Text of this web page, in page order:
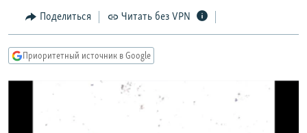
Вернутся
главной
навигации
Вернутся
МНЕНИЯ
IDEL.РЕАЛИИ
КАВКАЗ.РЕАЛИИ
Поделиться Читать без VPN
Приоритетный источник в Google